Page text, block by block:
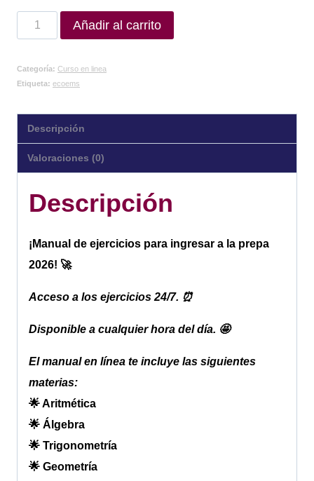
Añadir al carrito
Categoría: Curso en linea
Etiqueta: ecoems
Descripción
Valoraciones (0)
Descripción
¡Manual de ejercicios para ingresar a la prepa
2026! 🚀
Acceso a los ejercicios 24/7. ⏰
Disponible a cualquier hora del día. 🤩
El manual en línea te incluye las siguientes
materias:
🌟 Aritmética
🌟 Álgebra
🌟 Trigonometría
🌟 Geometría